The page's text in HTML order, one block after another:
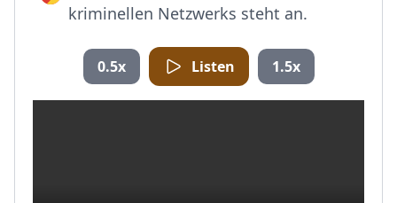
kriminellen Netzwerks steht an.
0.5x Listen 1.5x